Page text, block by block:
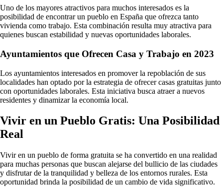
Uno de los mayores atractivos para muchos interesados es la
posibilidad de encontrar un pueblo en España que ofrezca tanto
vivienda como trabajo. Esta combinación resulta muy atractiva para
quienes buscan estabilidad y nuevas oportunidades laborales.
Ayuntamientos que Ofrecen Casa y Trabajo en 2023
Los ayuntamientos interesados en promover la repoblación de sus
localidades han optado por la estrategia de ofrecer casas gratuitas junto
con oportunidades laborales. Esta iniciativa busca atraer a nuevos
residentes y dinamizar la economía local.
Vivir en un Pueblo Gratis: Una Posibilidad
Real
Vivir en un pueblo de forma gratuita se ha convertido en una realidad
para muchas personas que buscan alejarse del bullicio de las ciudades
y disfrutar de la tranquilidad y belleza de los entornos rurales. Esta
oportunidad brinda la posibilidad de un cambio de vida significativo.